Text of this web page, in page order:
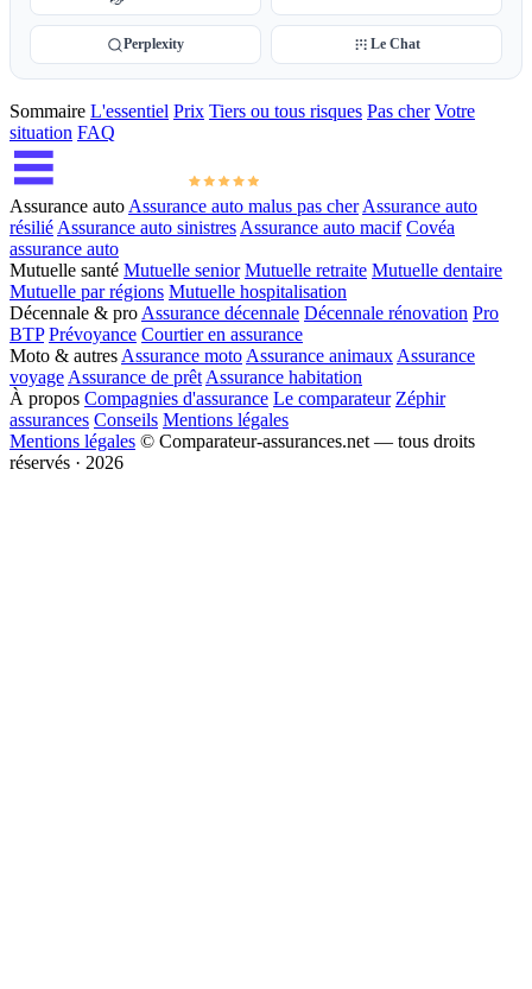
Perplexity Le Chat
Sommaire L'essentiel Prix Tiers ou tous risques Pas cher Votre
situation FAQ
Assurance auto Assurance auto malus pas cher Assurance auto
résilié Assurance auto sinistres Assurance auto macif Covéa
assurance auto
Mutuelle santé Mutuelle senior Mutuelle retraite Mutuelle dentaire
Mutuelle par régions Mutuelle hospitalisation
Décennale & pro Assurance décennale Décennale rénovation Pro
BTP Prévoyance Courtier en assurance
Moto & autres Assurance moto Assurance animaux Assurance
voyage Assurance de prêt Assurance habitation
À propos Compagnies d'assurance Le comparateur Zéphir
assurances Conseils Mentions légales
Mentions légales © Comparateur-assurances.net — tous droits
réservés · 2026